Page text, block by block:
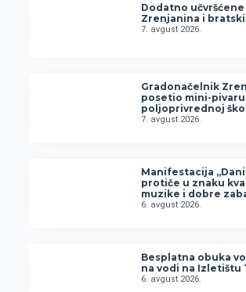
Dodatno učvršćene
Zrenjanina i
7. avgust 2026.
Gradonačelnik
posetio mini-
poljoprivrednoj
7. avgust 2026.
Manifestacija „Dani
protiče u znaku
muzike i dobre
6. avgust 2026.
Besplatna obuka
na vodi na Izletištu
6. avgust 2026.